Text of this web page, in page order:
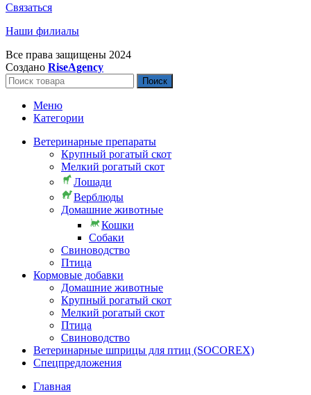
Связаться
Наши филиалы
Все права защищены 2024
Создано RiseAgency
Поиск
Меню
Категории
Ветеринарные препараты
Крупный рогатый скот
Мелкий рогатый скот
Лошади
Верблюды
Домашние животные
Кошки
Собаки
Свиноводство
Птица
Кормовые добавки
Домашние животные
Крупный рогатый скот
Мелкий рогатый скот
Птица
Свиноводство
Ветеринарные шприцы для птиц (SOCOREX)
Спецпредложения
Главная